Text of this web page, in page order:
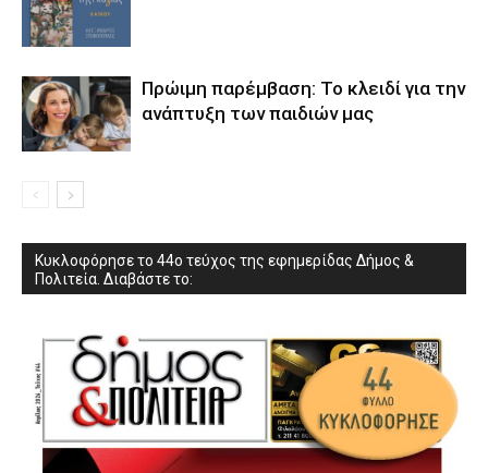
Πρώιμη παρέμβαση: Το κλειδί για την
ανάπτυξη των παιδιών µας
Κυκλοφόρησε το 44ο τεύχος της εφημερίδας Δήμος &
Πολιτεία. Διαβάστε το: